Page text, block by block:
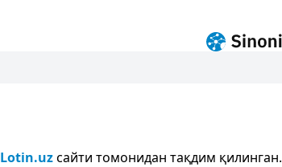
Lotin.uzсайти томонидан тақдим қилинган.